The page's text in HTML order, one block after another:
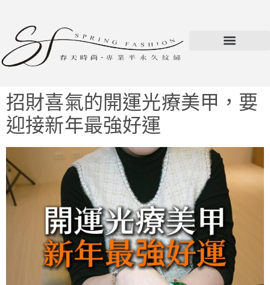
招財喜氣的開運光療美甲，要
迎接新年最強好運